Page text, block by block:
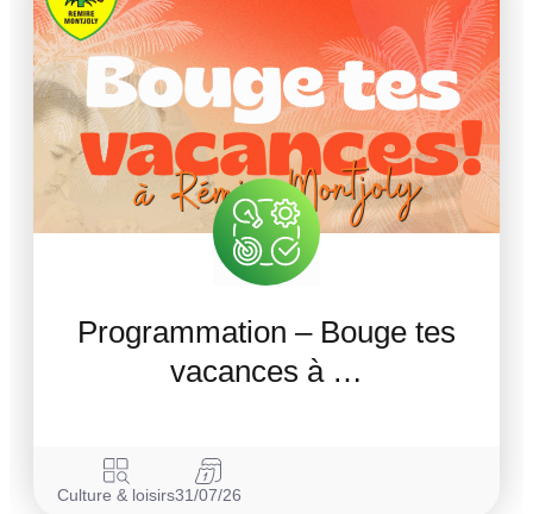
Programmation – Bouge tes
vacances à …
Culture & loisirs31/07/26